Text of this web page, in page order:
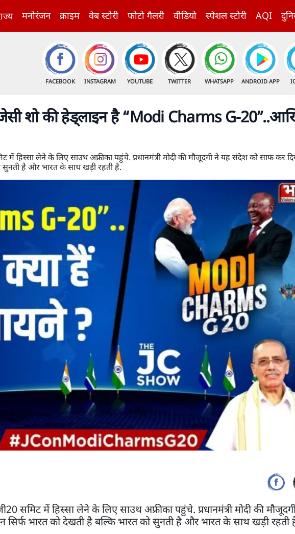
मनोरंजन क्राइम वेब स्टोरी फोटो गैलरी वीडियो स्पेशल स्टोरी AQI
FACEBOOK INSTAGRAM YOUTUBE TWITTER WHATSAPP ANDROID APP
शो की हेड्लाइन है “Modi Charms G-
में हिस्सा लेने के लिए साउथ अफ्रीका पहुंचे. प्रधानमंत्री मोदी की मौजूदगी ने यह संदेश को साफ कर
सुनती है और भारत के साथ खड़ी रहती है.
जी20 समिट में हिस्सा लेने के लिए साउथ अफ्रीका पहुंचे. प्रधानमंत्री मोदी की
सिर्फ भारत को देखती है बल्कि भारत को सुनती है और भारत के साथ खड़ी रहती